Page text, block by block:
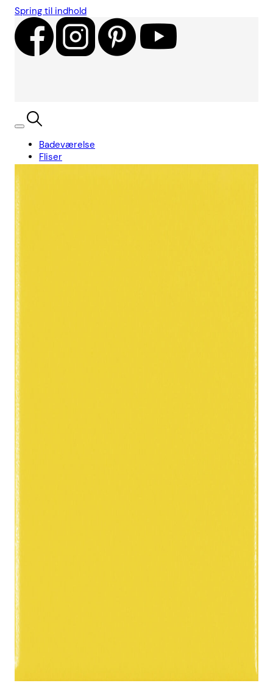
Spring til indhold
Badeværelse
Fliser
indretningskonsulent